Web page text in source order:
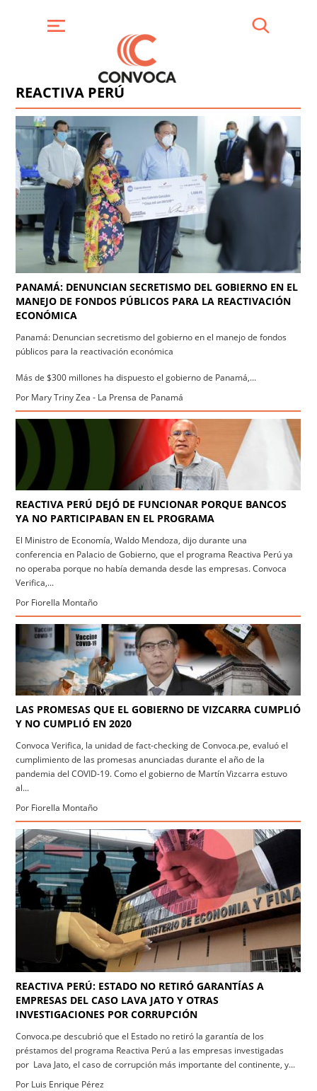
REACTIVA PERÚ
PANAMÁ: DENUNCIAN SECRETISMO DEL GOBIERNO EN EL
MANEJO DE FONDOS PÚBLICOS PARA LA REACTIVACIÓN
ECONÓMICA
Panamá: Denuncian secretismo del gobierno en el manejo de fondos
públicos para la reactivación económica
Más de $300 millones ha dispuesto el gobierno de Panamá,...
Por Mary Triny Zea - La Prensa de Panamá
REACTIVA PERÚ DEJÓ DE FUNCIONAR PORQUE BANCOS
YA NO PARTICIPABAN EN EL PROGRAMA
El Ministro de Economía, Waldo Mendoza, dijo durante una
conferencia en Palacio de Gobierno, que el programa Reactiva Perú ya
no operaba porque no había demanda desde las empresas. Convoca
Verifica,...
Por Fiorella Montaño
LAS PROMESAS QUE EL GOBIERNO DE VIZCARRA CUMPLIÓ
Y NO CUMPLIÓ EN 2020
Convoca Verifica, la unidad de fact-checking de Convoca.pe, evaluó el
cumplimiento de las promesas anunciadas durante el año de la
pandemia del COVID-19. Como el gobierno de Martín Vizcarra estuvo
al...
Por Fiorella Montaño
REACTIVA PERÚ: ESTADO NO RETIRÓ GARANTÍAS A
EMPRESAS DEL CASO LAVA JATO Y OTRAS
INVESTIGACIONES POR CORRUPCIÓN
Convoca.pe descubrió que el Estado no retiró la garantía de los
préstamos del programa Reactiva Perú a las empresas investigadas
por Lava Jato, el caso de corrupción más importante del continente, y...
Por Luis Enrique Pérez